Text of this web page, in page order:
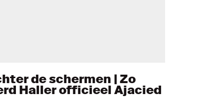
de schermen | Zo
Haller officieel Ajacied